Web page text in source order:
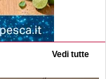
Vedi tutte